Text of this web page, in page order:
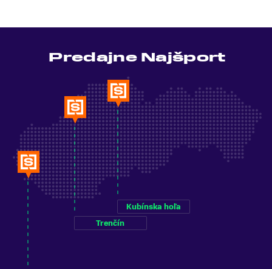
Predajne Najšport
Trenčín
Kubínska hoľa